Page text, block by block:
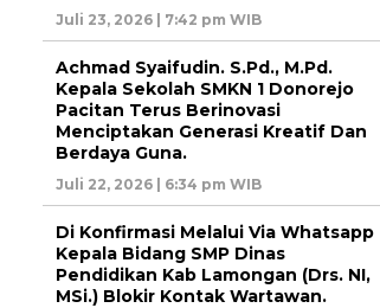
Juli 23, 2026 | 7:42 pm WIB
Achmad Syaifudin. S.Pd., M.Pd.
Kepala Sekolah SMKN 1 Donorejo
Pacitan Terus Berinovasi
Menciptakan Generasi Kreatif Dan
Berdaya Guna.
Juli 22, 2026 | 6:34 pm WIB
Di Konfirmasi Melalui Via Whatsapp
Kepala Bidang SMP Dinas
Pendidikan Kab Lamongan (Drs. NI,
MSi.) Blokir Kontak Wartawan.